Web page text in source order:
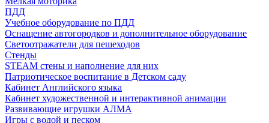
ПДД
Учебное оборудование по ПДД
Оснащение автогородков и дополнительное оборудование
Светоотражатели для пешеходов
Стенды
STEAM стены и наполнение для них
Патриотическое воспитание в Детском саду
Кабинет Английского языка
Кабинет художественной и интерактивной анимации
Развивающие игрушки АЛМА
Игры с водой и песком